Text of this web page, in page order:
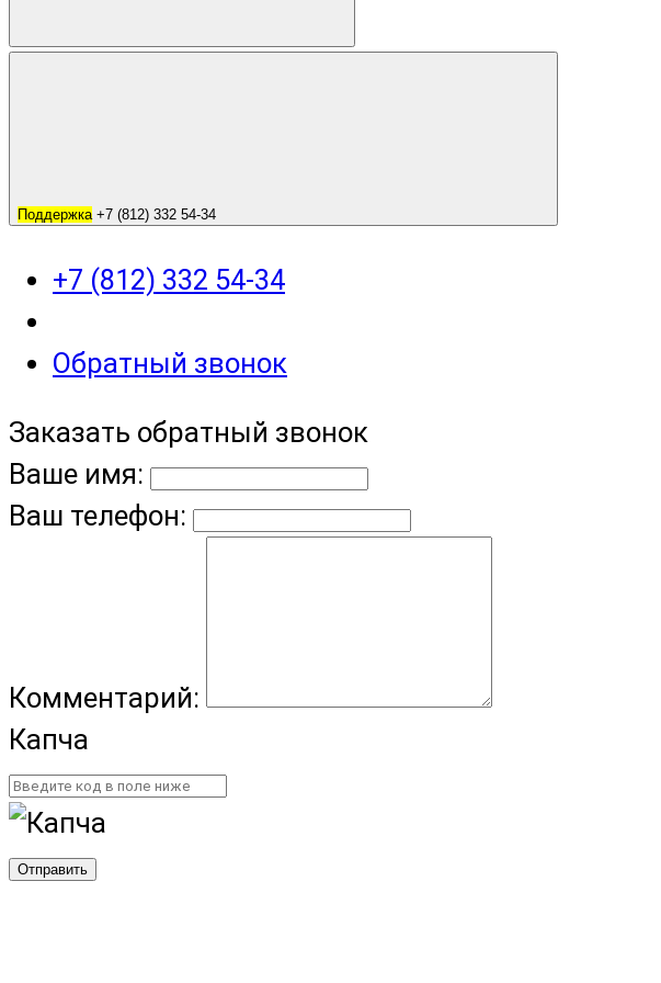
Поддержка +7 (812) 332 54-34
+7 (812) 332 54-34
Обратный звонок
Заказать обратный звонок
Ваше имя:
Ваш телефон:
Комментарий:
Капча
Отправить